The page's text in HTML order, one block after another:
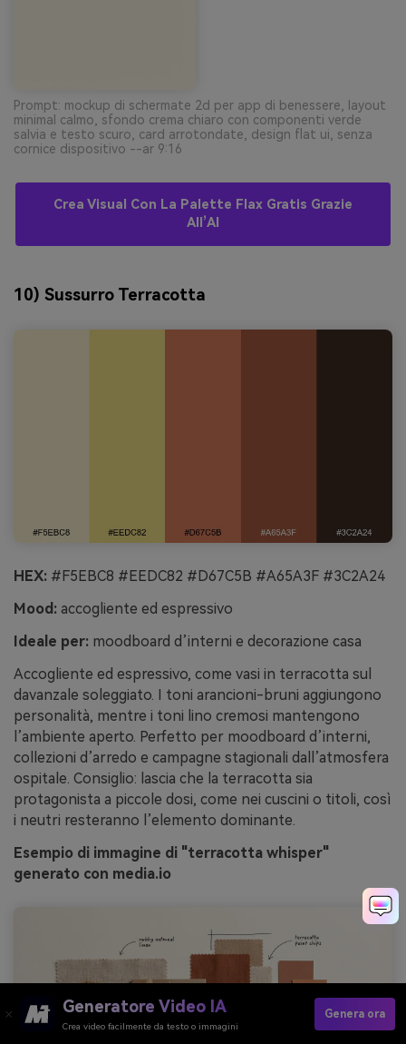
Prompt: mockup di schermate 2d per app di benessere, layout
minimal calmo, sfondo crema chiaro con componenti verde
salvia e testo scuro, card arrotondate, design flat ui, senza
cornice dispositivo --ar 9:16
Crea Visual Con La Palette Flax Gratis Grazie
All’AI
10) Sussurro Terracotta
HEX: #F5EBC8 #EEDC82 #D67C5B #A65A3F #3C2A24
Mood: accogliente ed espressivo
Ideale per: moodboard d’interni e decorazione casa
Accogliente ed espressivo, come vasi in terracotta sul
davanzale soleggiato. I toni arancioni-bruni aggiungono
personalità, mentre i toni lino cremosi mantengono
l’ambiente aperto. Perfetto per moodboard d’interni,
collezioni d’arredo e campagne stagionali dall’atmosfera
ospitale. Consiglio: lascia che la terracotta sia
protagonista a piccole dosi, come nei cuscini o titoli, così
i neutri resteranno l’elemento dominante.
Esempio di immagine di "terracotta whisper"
generato con media.io
Generatore Video IA
Crea video facilmente da testo o immagini
Genera ora